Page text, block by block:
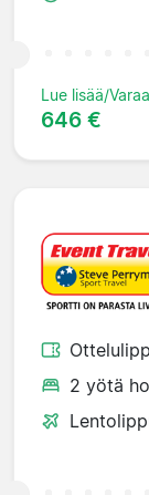
Lue lisää/Varaa
646 €
2 yötä